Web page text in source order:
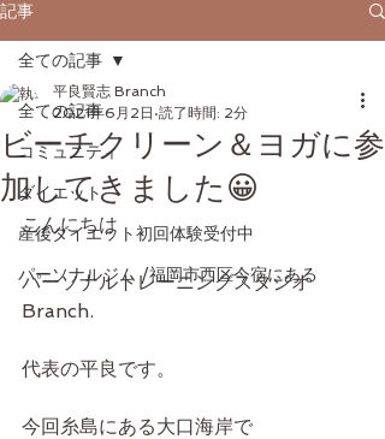
記事
全ての記事
コミュニティ
ダイエット
産後ダイエット初回体験受付中
パーソナルジム /福岡市西区今宿にある
全ての記事
ビーチクリーン＆ヨガに参
加してきました😀
平良賢志 Branch
2021年6月2日 読了時間: 2分
こんにちは
パーソナルトレーニングスタジオ
Branch.
代表の平良です。
今回糸島にある大口海岸で